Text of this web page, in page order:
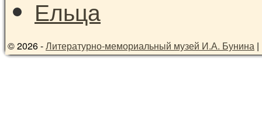
© 2026 -Литературно-мемориальный музей И.А. Бунина |